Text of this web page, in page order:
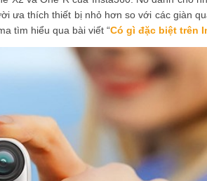
ưa thích thiết bị nhỏ hơn so với các giàn
tìm hiểu qua bài viết “Có gì đặc biệt trên